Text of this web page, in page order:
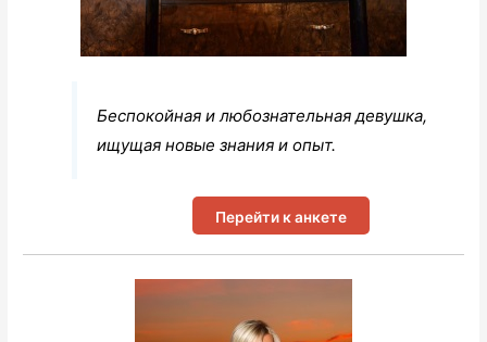
Беспокойная и любознательная девушка,
ищущая новые знания и опыт.
Перейти к анкете